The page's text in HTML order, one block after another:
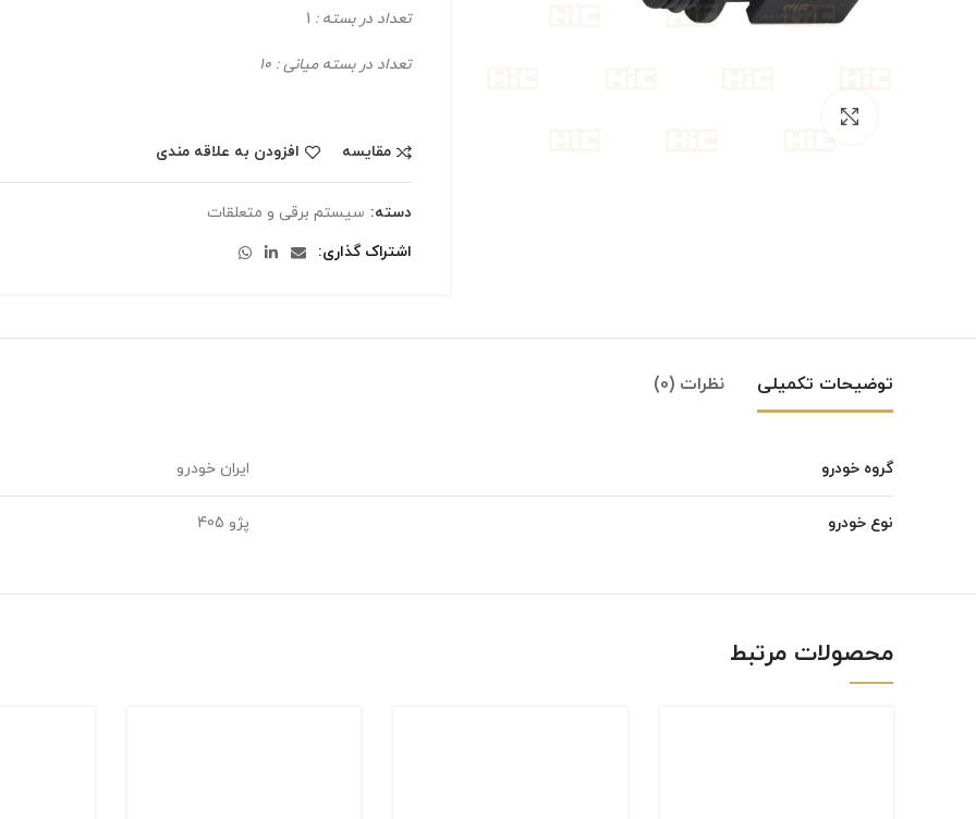
تعداد در بسته :
تعداد در بسته میانی : 10
مقایسه افزودن به علاقه مندی
دسته: سیستم برقی و متعلقات
اشتراک گذاری
توضیحات تکمیلی نظرات (0)
گروه خودرو ایران خودرو
نوع خودرو پژو 405
محصولات مرتبط